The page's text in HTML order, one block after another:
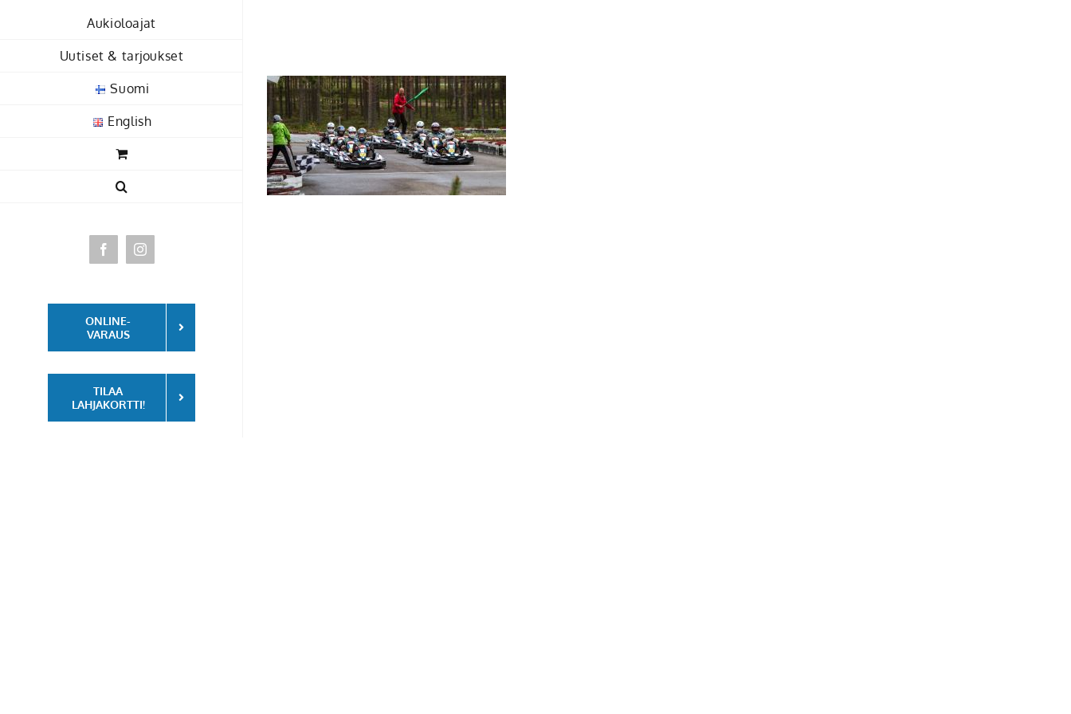
Aukioloajat
Uutiset & tarjoukset
Suomi
English
FacebookInstagram
ONLINE-
VARAUS
TILAA
LAHJAKORTTI!